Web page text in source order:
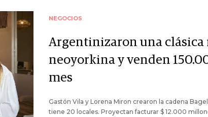
NEGOCIOS
Argentinizaron una clásica
neoyorkina y venden
mes
Gastón Vila y Lorena Miron crearon la cadena
tiene 20 locales. Proyectan facturar $ 12.000